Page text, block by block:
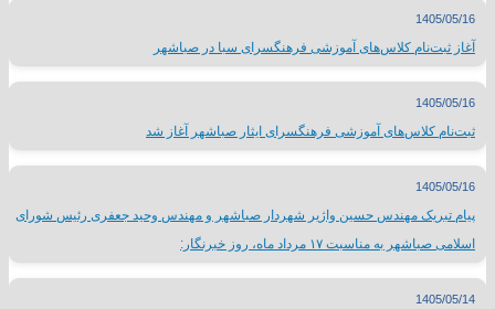
1405/05/16
آغاز ثبت‌نام کلاس‌های آموزشی فرهنگسرای سبا در صباشهر
1405/05/16
ثبت‌نام کلاس‌های آموزشی فرهنگسرای ایثار صباشهر آغاز شد
1405/05/16
پیام تبریک مهندس حسین واژیر شهردار صباشهر و مهندس وحید جعفری رئیس شورای
اسلامی صباشهر به مناسبت ۱۷ مرداد ماه، روز خبرنگار:
1405/05/14